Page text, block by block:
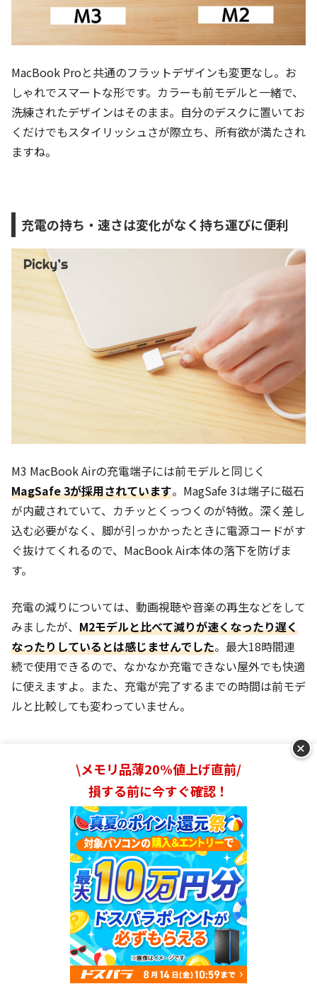
M3 MacBook Air
Apple(アップル)
Amazon
MacBook Proと共通のフラットデザインも変更なし。お
しゃれでスマートな形です。カラーも前モデルと一緒で、
洗練されたデザインはそのまま。自分のデスクに置いてお
くだけでもスタイリッシュさが際立ち、所有欲が満たされ
ますね。
充電の持ち・速さは変化がなく持ち運びに便利
M3 MacBook Airの充電端子には前モデルと同じく
MagSafe 3が採用されています。MagSafe 3は端子に磁石
が内蔵されていて、カチッとくっつくのが特徴。深く差し
込む必要がなく、脚が引っかかったときに電源コードがす
ぐ抜けてくれるので、MacBook Air本体の落下を防げま
す。
充電の減りについては、動画視聴や音楽の再生などをして
みましたが、 M2モデルと比べて減りが速くなったり遅く
なったりしているとは感じませんでした。最大18時間連
続で使用できるので、なかなか充電できない屋外でも快適
に使えますよ。また、充電が完了するまでの時間は前モデ
ルと比較しても変わっていません。
接続端子は充電端子とUSB-C端子2個、ハブがな
くても使いやすい
+
\メモリ品薄20%値上げ直前/
損する前に今すぐ確認！